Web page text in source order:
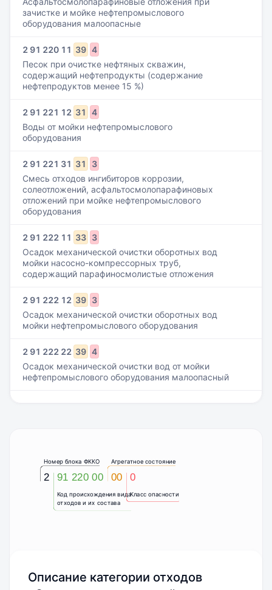
зачистке и мойке нефтепромыслового
оборудования малоопасные
2 91 220 11 39 4
Песок при очистке нефтяных скважин,
содержащий нефтепродукты (содержание
нефтепродуктов менее 15 %)
2 91 221 12 31
4
Воды от мойки нефтепромыслового
оборудования
2 91 221 31 31
3
Смесь отходов ингибиторов коррозии,
солеотложений, асфальтосмолопарафиновых
отложений при мойке нефтепромыслового
оборудования
2 91 222 11 33 3
Осадок механической очистки оборотных вод
мойки насосно-компрессорных труб,
содержащий парафиносмолистые отложения
2 91 222 12 39 3
Осадок механической очистки оборотных вод
мойки нефтепромыслового оборудования
2 91 222 22 39 4
Осадок механической очистки вод от мойки
нефтепромыслового оборудования малоопасный
2
Номер блока ФККО
Код происхождения вида
отходов и их состава
91 220 00
Агрегатное состояние
00
Класс опасности
0
Описание категории отходов